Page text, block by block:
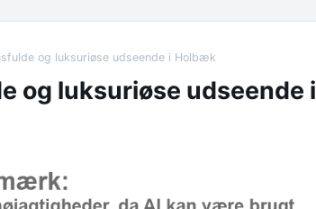
og luksuriøse udseende i Holbæk
og luksuriøse udseende i